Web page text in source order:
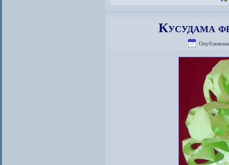
Кусудама